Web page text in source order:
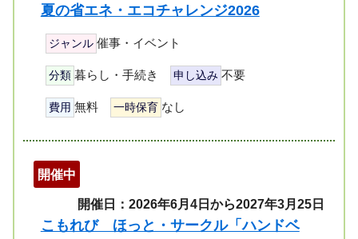
夏の省エネ・エコチャレンジ2026
ジャンル 催事・イベント
分類 暮らし・手続き 申し込み 不要
費用 無料 一時保育 なし
開催中
開催日：2026年6月4日から2027年3月25日
こもれび ほっと・サークル「ハンドベ